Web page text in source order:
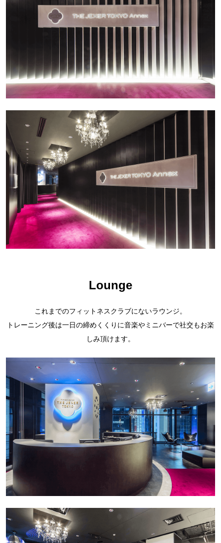
Lounge
これまでのフィットネスクラブにないラウンジ。
トレーニング後は一日の締めくくりに音楽やミニバーで社交もお楽
しみ頂けます。